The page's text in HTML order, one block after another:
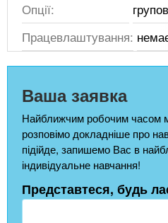
Опції:
Працевлаштування:
Ваша заявка
Найближчим робочим часом
розповімо докладніше про
підійде, запишемо Вас в
індивідуальне навчання!
Представтеся, будь